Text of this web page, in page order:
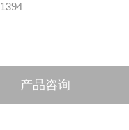
1394
产品咨询